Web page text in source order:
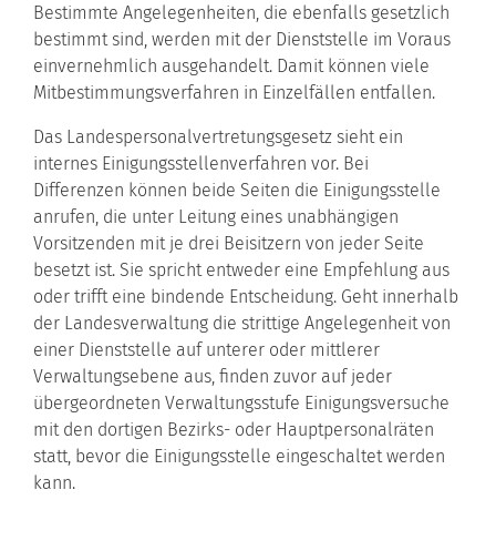
Bestimmte Angelegenheiten, die ebenfalls gesetzlich
bestimmt sind, werden mit der Dienststelle im Voraus
einvernehmlich ausgehandelt. Damit können viele
Mitbestimmungsverfahren in Einzelfällen entfallen.
Das Landespersonalvertretungsgesetz sieht ein
internes Einigungsstellenverfahren vor. Bei
Differenzen können beide Seiten die Einigungsstelle
anrufen, die unter Leitung eines unabhängigen
Vorsitzenden mit je drei Beisitzern von jeder Seite
besetzt ist. Sie spricht entweder eine Empfehlung aus
oder trifft eine bindende Entscheidung. Geht innerhalb
der Landesverwaltung die strittige Angelegenheit von
einer Dienststelle auf unterer oder mittlerer
Verwaltungsebene aus, finden zuvor auf jeder
übergeordneten Verwaltungsstufe Einigungsversuche
mit den dortigen Bezirks- oder Hauptpersonalräten
statt, bevor die Einigungsstelle eingeschaltet werden
kann.